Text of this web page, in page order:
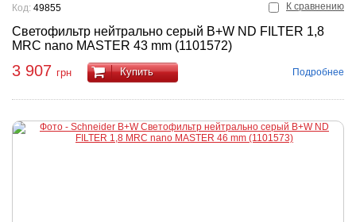
К сравнению
Светофильтр нейтрально серый B+W ND FILTER 1,8
MRC nano MASTER 43 mm (1101572)
Код: 49855
3 907 грн Купить Подробнее